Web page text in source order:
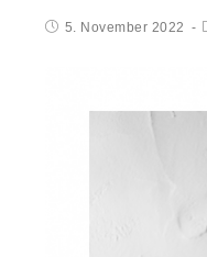
5. November 2022